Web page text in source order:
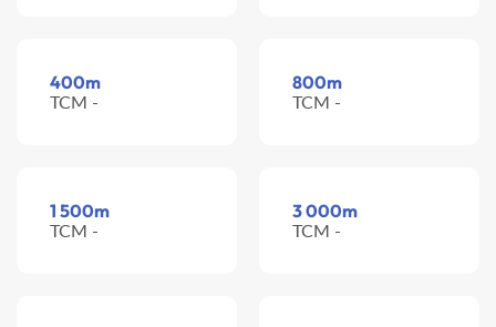
400m
TCM -
800m
TCM -
1 500m
TCM -
3 000m
TCM -